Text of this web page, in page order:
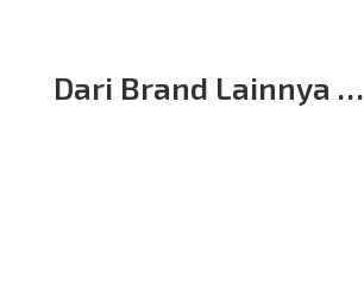
Dari Brand Lainnya …